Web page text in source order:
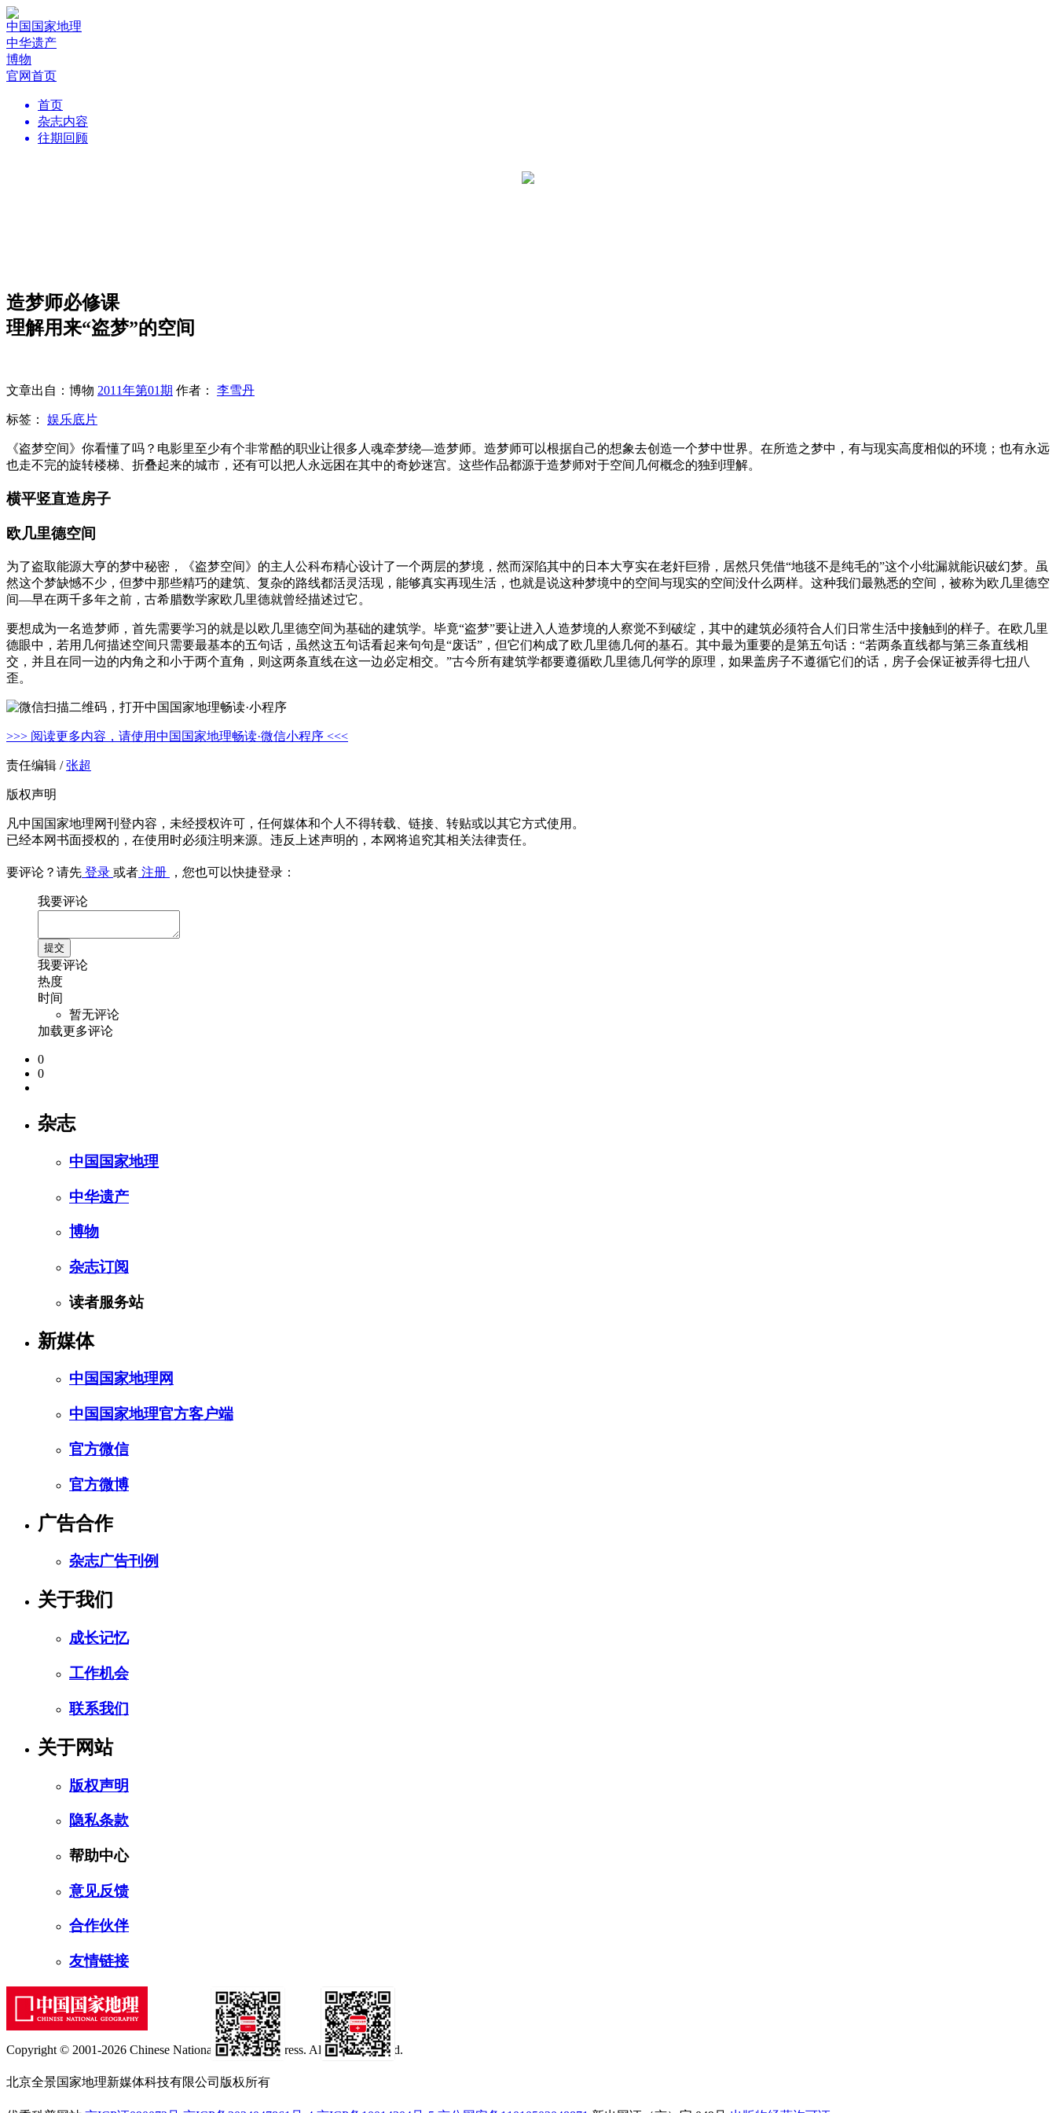
中国国家地理
中华遗产
博物
官网首页
首页
杂志内容
往期回顾
造梦师必修课
理解用来“盗梦”的空间
文章出自：博物 2011年第01期 作者： 李雪丹
标签： 娱乐底片
《盗梦空间》你看懂了吗？电影里至少有个非常酷的职业让很多人魂牵梦绕—造梦师。造梦师可以根据自己的想象去创造一个梦中世界。在所造之梦中，有与现实高度相似的环境；也有永远
也走不完的旋转楼梯、折叠起来的城市，还有可以把人永远困在其中的奇妙迷宫。这些作品都源于造梦师对于空间几何概念的独到理解。
横平竖直造房子
欧几里德空间
为了盗取能源大亨的梦中秘密，《盗梦空间》的主人公科布精心设计了一个两层的梦境，然而深陷其中的日本大亨实在老奸巨猾，居然只凭借“地毯不是纯毛的”这个小纰漏就能识破幻梦。虽
然这个梦缺憾不少，但梦中那些精巧的建筑、复杂的路线都活灵活现，能够真实再现生活，也就是说这种梦境中的空间与现实的空间没什么两样。这种我们最熟悉的空间，被称为欧几里德空
间—早在两千多年之前，古希腊数学家欧几里德就曾经描述过它。
要想成为一名造梦师，首先需要学习的就是以欧几里德空间为基础的建筑学。毕竟“盗梦”要让进入人造梦境的人察觉不到破绽，其中的建筑必须符合人们日常生活中接触到的样子。在欧几里
德眼中，若用几何描述空间只需要最基本的五句话，虽然这五句话看起来句句是“废话”，但它们构成了欧几里德几何的基石。其中最为重要的是第五句话：“若两条直线都与第三条直线相
交，并且在同一边的内角之和小于两个直角，则这两条直线在这一边必定相交。”古今所有建筑学都要遵循欧几里德几何学的原理，如果盖房子不遵循它们的话，房子会保证被弄得七扭八
歪。
>>> 阅读更多内容，请使用中国国家地理畅读·微信小程序 <<<
责任编辑 /张超
版权声明
凡中国国家地理网刊登内容，未经授权许可，任何媒体和个人不得转载、链接、转贴或以其它方式使用。
已经本网书面授权的，在使用时必须注明来源。违反上述声明的，本网将追究其相关法律责任。
要评论？请先 登录 或者 注册 ，您也可以快捷登录：
我要评论
我要评论
热度
时间
暂无评论
加载更多评论
0
0
杂志
中国国家地理
中华遗产
博物
杂志订阅
读者服务站
新媒体
中国国家地理网
中国国家地理官方客户端
官方微信
官方微博
广告合作
杂志广告刊例
关于我们
成长记忆
工作机会
联系我们
关于网站
版权声明
隐私条款
帮助中心
意见反馈
合作伙伴
友情链接
订阅号
Copyright © 2001-2026 Chinese National Geography Press. All rights reserved.
北京全景国家地理新媒体科技有限公司版权所有